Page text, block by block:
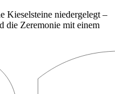
Kieselsteine niedergelegt –
die Zeremonie mit einem